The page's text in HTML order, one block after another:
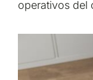
operativos del